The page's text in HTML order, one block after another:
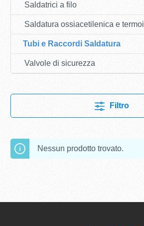
Saldatrici a filo
Saldatura ossiacetilenica e
Tubi e Raccordi Saldatura
Valvole di sicurezza
Filtro
Nessun prodotto trovato.